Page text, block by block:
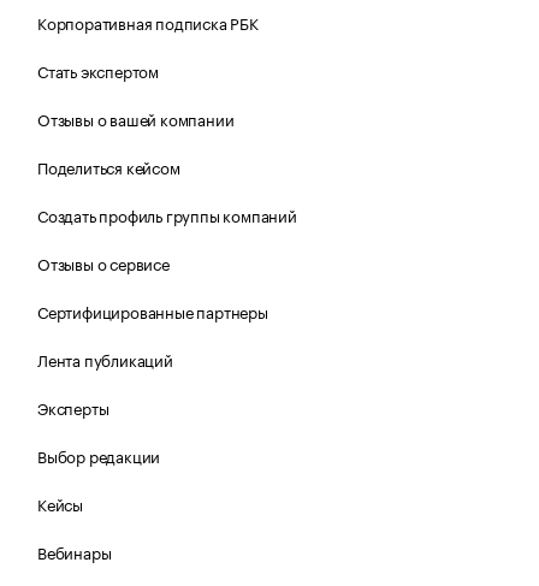
Корпоративная подписка РБК
Стать экспертом
Отзывы о вашей компании
Поделиться кейсом
Создать профиль группы компаний
Отзывы о сервисе
Сертифицированные партнеры
Лента публикаций
Эксперты
Выбор редакции
Кейсы
Вебинары